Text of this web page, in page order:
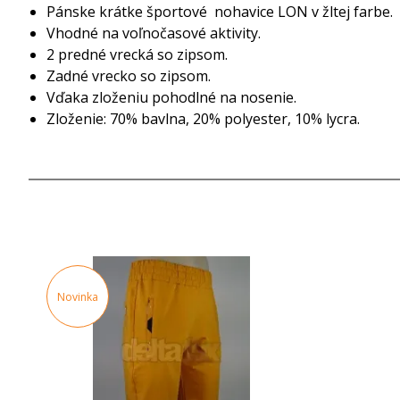
Pánske krátke športové nohavice LON v žltej farbe.
Vhodné na voľnočasové aktivity.
2 predné vrecká so zipsom.
Zadné vrecko so zipsom.
Vďaka zloženiu pohodlné na nosenie.
Zloženie: 70% bavlna, 20% polyester, 10% lycra.
Novinka